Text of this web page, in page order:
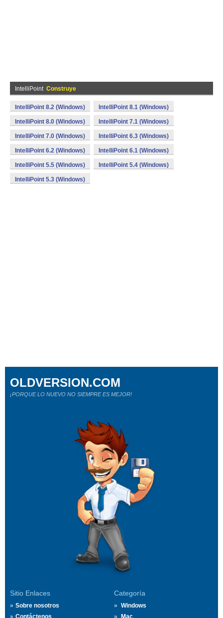
IntelliPoint Construye
IntelliPoint 8.2 (Windows) IntelliPoint 8.1 (Windows)
IntelliPoint 8.0 (Windows) IntelliPoint 7.1 (Windows)
IntelliPoint 7.0 (Windows) IntelliPoint 6.3 (Windows)
IntelliPoint 6.2 (Windows) IntelliPoint 6.1 (Windows)
IntelliPoint 5.5 (Windows) IntelliPoint 5.4 (Windows)
IntelliPoint 5.3 (Windows)
Sitio Enlaces
Sobre nosotros
Contáctenos
Categoría
Windows
Mac
OLDVERSION.COM
¡PORQUE LO NUEVO NO SIEMPRE ES MEJOR!